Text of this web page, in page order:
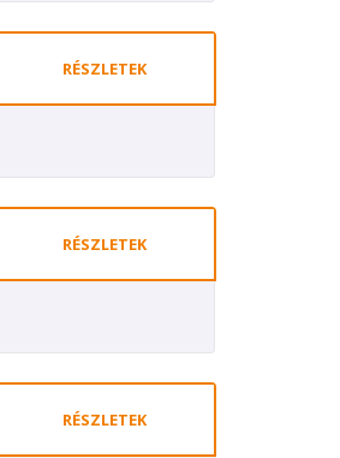
RÉSZLETEK
RÉSZLETEK
RÉSZLETEK